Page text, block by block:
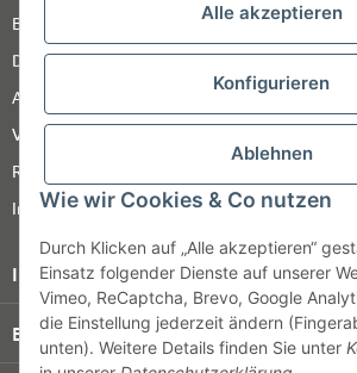
Alle akzeptieren
Konfigurieren
Ablehnen
Wie wir Cookies & Co nutzen
Durch Klicken auf „Alle akzeptieren“
Einsatz folgender Dienste auf unserer
Vimeo, ReCaptcha, Brevo, Google
die Einstellung jederzeit ändern
unten). Weitere Details finden Sie unter
Barrierefreiheitserklärung
Datenschutz
AGB
Versandinformationen
Retour
Impressum
Informationen
Bezahlung & Versand